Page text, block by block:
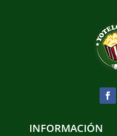
INFORMACIÓN